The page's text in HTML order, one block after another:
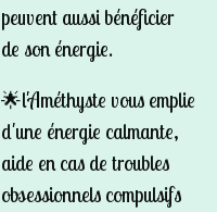
peuvent aussi bénéficier
de son énergie.
🌟l'Améthyste vous emplie
d'une énergie calmante,
aide en cas de troubles
obsessionnels compulsifs